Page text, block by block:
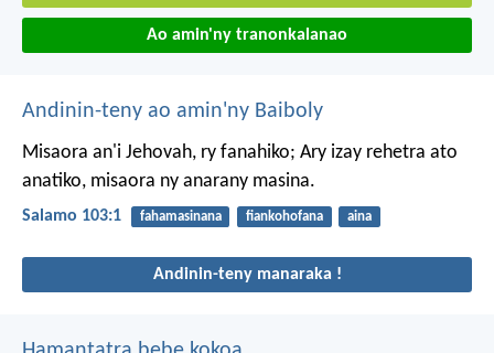
Ao amin'ny tranonkalanao
Andinin-teny ao amin'ny Baiboly
Misaora an'i Jehovah, ry fanahiko; Ary izay rehetra ato
anatiko, misaora ny anarany masina.
Salamo 103:1 fahamasinana fiankohofana aina
Andinin-teny manaraka !